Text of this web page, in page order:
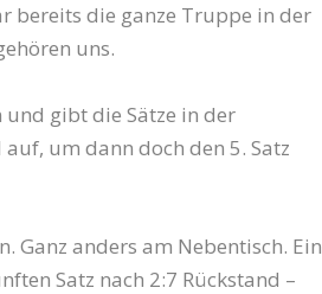
bereits die ganze Truppe in der
uns.
und gibt die Sätze in der
um dann doch den 5. Satz
Ganz anders am Nebentisch. Ein
Satz nach 2:7 Rückstand –